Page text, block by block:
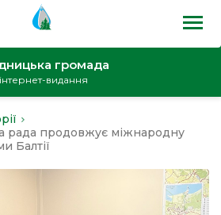
громада
інтернет-видання
рада продовжує міжнародну
Балтії